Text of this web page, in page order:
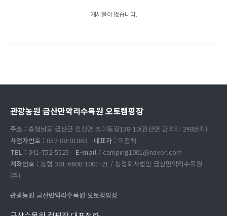
게시물이 없습니다.
관광농원 금산만악리수목원 오토캠핑장
주소 : 충청남도 금산군 진산면 초미동길138-10(진산면 만악리 248번지)
사업자번호 : 852-88-01863 대표자 : 이창래
TEL : 041-752-5525 E-mail : camping1001@naver.com
계좌번호 : 농협 301-6600-1001-21 / 농업회사법인 금산만악리수목원
(주)
관광농원 금산만악리수목원 오토캠핑장